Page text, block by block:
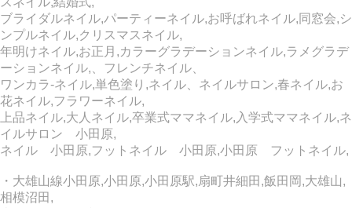
ブライダルネイル,パーティーネイル,お呼ばれネイル,同窓会,シ
ンプルネイル,クリスマスネイル,
年明けネイル,お正月,カラーグラデーションネイル,ラメグラデ
ーションネイル,、フレンチネイル、
ワンカラ‐ネイル,単色塗り,ネイル、ネイルサロン,春ネイル,お
花ネイル,フラワーネイル,
上品ネイル,大人ネイル,卒業式ママネイル,入学式ママネイル,ネ
イルサロン 小田原,
ネイル 小田原,フットネイル 小田原,小田原 フットネイル,
・大雄山線小田原,小田原,小田原駅,扇町井細田,飯田岡,大雄山,
相模沼田,